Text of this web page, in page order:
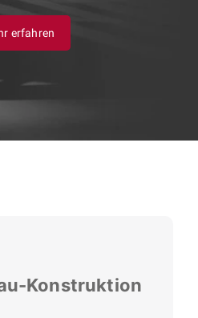
erfahren
Konstruktion